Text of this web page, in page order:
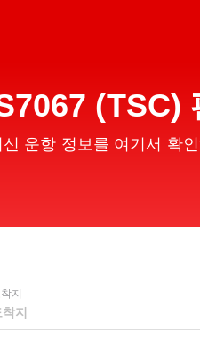
(TSC)
운항 정보를 여기서 확
지